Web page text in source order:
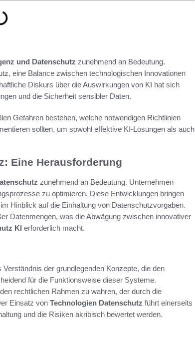
und Datenschutz zunehmend an Bedeutung.
eine Balance zwischen technologischen Innovationen
Diskurs über die Auswirkungen von KI hat sich
und die Sicherheit sensibler Daten.
Gefahren bestehen, welche notwendigen Richtlinien
sollten, um sowohl effektive KI-Lösungen als auch
Eine Herausforderung
zunehmend an Bedeutung. Unternehmen
zu optimieren. Diese Entwicklungen bringen
Hinblick auf die Einhaltung von Datenschutzvorgaben.
Datenmengen, was die Abwägung zwischen innovativer
KI erforderlich macht.
der grundlegenden Konzepte, die den
für die Funktionsweise dieser Systeme.
rechtlichen Rahmen zu wahren, der durch die
Einsatz von Technologien Datenschutz führt einerseits
und die Risiken akribisch bewertet werden.